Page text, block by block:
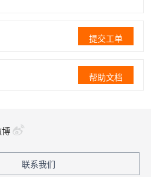
提交工单
帮助文档